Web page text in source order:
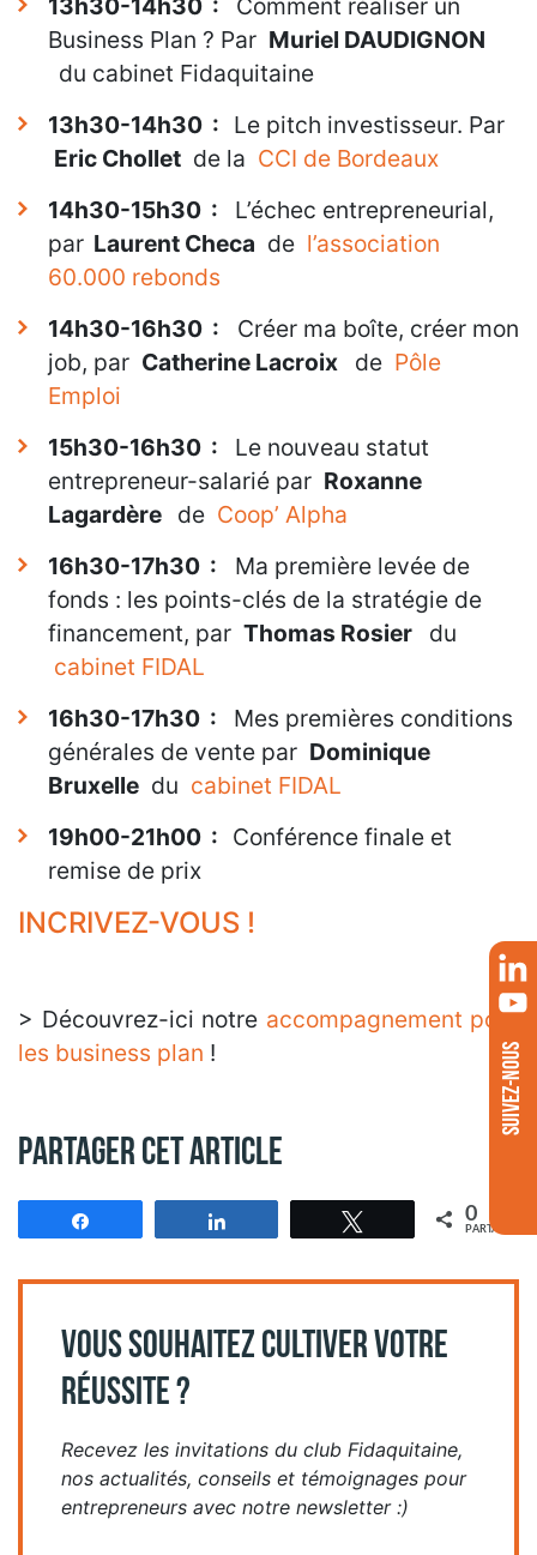
13h30-14h30 :
Comment réaliser un
Business Plan ? Par Muriel DAUDIGNON
du cabinet Fidaquitaine
13h30-14h30 : Le pitch investisseur. Par
Eric Chollet de la CCI de Bordeaux
14h30-15h30 :
L’échec entrepreneurial,
par Laurent Checa de l’association
60.000 rebonds
14h30-16h30 : Créer ma boîte, créer mon
job, par Catherine Lacroix de Pôle
Emploi
15h30-16h30 :
Le nouveau statut
entrepreneur-salarié par Roxanne
Lagardère de Coop’ Alpha
16h30-17h30 : Ma première levée de
fonds : les points-clés de la stratégie de
financement, par Thomas Rosier
du
cabinet FIDAL
16h30-17h30 :
Mes premières conditions
générales de vente par Dominique
Bruxelle du cabinet FIDAL
19h00-21h00 : Conférence finale et
remise de prix
INCRIVEZ-VOUS !
> Découvrez-ici notre accompagnement pour
les business plan !
Partager cet article
Tweetez 0
PARTAGES
VOUS SOUHAITEZ CULTIVER VOTRE
RÉUSSITE ?
Recevez les invitations du club Fidaquitaine,
nos actualités, conseils et témoignages pour
entrepreneurs avec notre newsletter :)
SUIVEZ-NOUS